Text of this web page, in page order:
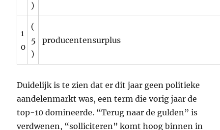
)
1
0
(
5
)
producentensurplus
Duidelijk is te zien dat er dit jaar geen politieke
aandelenmarkt was, een term die vorig jaar de
top-10 domineerde. “Terug naar de gulden” is
verdwenen, “solliciteren” komt hoog binnen in